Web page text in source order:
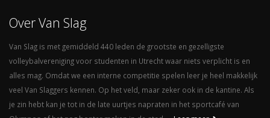
Over Van Slag
Van Slag is met gemiddeld 440 leden de grootste en gezelligste
volleybalvereniging voor studenten in Utrecht waar niets verplicht is en
alles mag. Omdat we een interne competitie spelen leer je heel makkelijk
veel Van Slaggers kennen. Op het veld, maar zeker ook in de kantine. Als
je zin hebt kan je tot in de late uurtjes napraten in het sportcafé van